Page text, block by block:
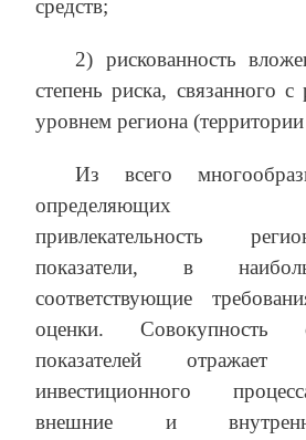
средств;
2) рискованность
степень риска, связанного
уровнем региона
Из всего
определяющих
привлекательность
показатели, в
соответствующие
оценки. Совокупность
показателей
инвестиционного
внешние и